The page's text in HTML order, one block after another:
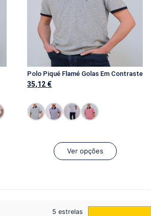
Polo Piqué Flamé Golas Em Contraste
35,12 €
Ver opções
5 estrelas